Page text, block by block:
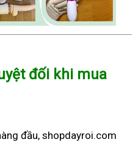
đối khi mua
đầu, shopdayroi.com